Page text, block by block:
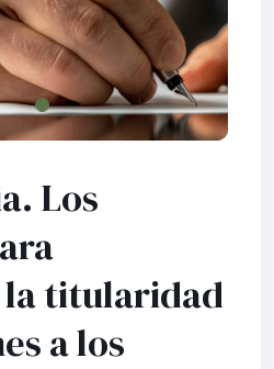
Los
titularidad
a los